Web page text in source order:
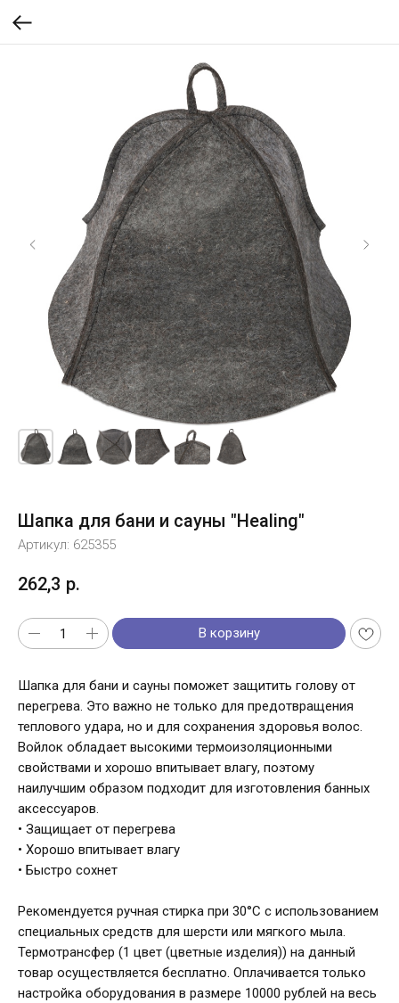
Шапка для бани и сауны "Healing"
Артикул: 625355
262,3 р.
В корзину
Шапка для бани и сауны поможет защитить голову от
перегрева. Это важно не только для предотвращения
теплового удара, но и для сохранения здоровья волос.
Войлок обладает высокими термоизоляционными
свойствами и хорошо впитывает влагу, поэтому
наилучшим образом подходит для изготовления банных
аксессуаров.
• Защищает от перегрева
• Хорошо впитывает влагу
• Быстро сохнет
Рекомендуется ручная стирка при 30°C с использованием
специальных средств для шерсти или мягкого мыла.
Термотрансфер (1 цвет (цветные изделия)) на данный
товар осуществляется бесплатно. Оплачивается только
настройка оборудования в размере 10000 рублей на весь